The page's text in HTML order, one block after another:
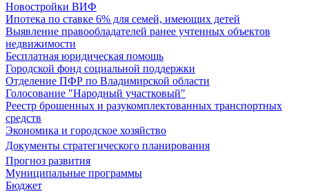
Новостройки ВИФ
Ипотека по ставке 6% для семей, имеющих детей
Выявление правообладателей ранее учтенных объектов
недвижимости
Бесплатная юридическая помощь
Городской фонд социальной поддержки
Отделение ПФР по Владимирской области
Голосование "Народный участковый"
Реестр брошенных и разукомплектованных транспортных
средств
Экономика и городское хозяйство
Документы стратегического планирования
Прогноз развития
Муниципальные программы
Бюджет